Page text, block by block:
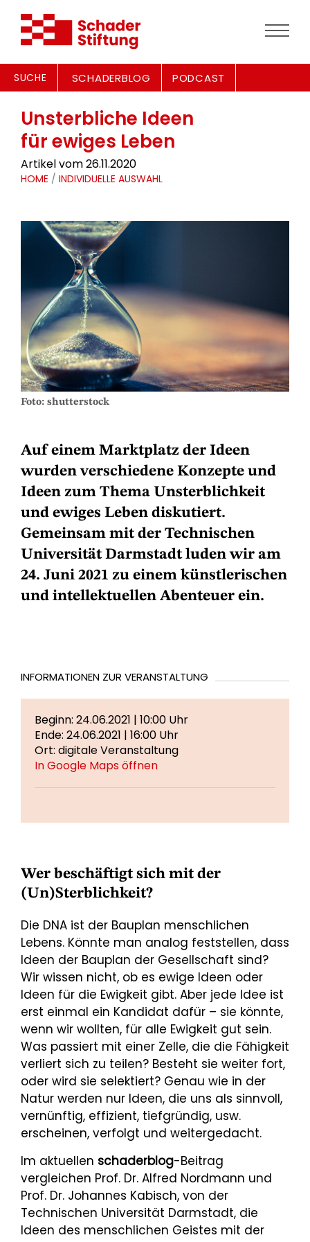
SUCHE SCHADERBLOG PODCAST
Unsterbliche Ideen
für ewiges Leben
Artikel vom 26.11.2020
HOME / INDIVIDUELLE AUSWAHL
Foto: shutterstock
Auf einem Marktplatz der Ideen
wurden verschiedene Konzepte und
Ideen zum Thema Unsterblichkeit
und ewiges Leben diskutiert.
Gemeinsam mit der Technischen
Universität Darmstadt luden wir am
24. Juni 2021 zu einem künstlerischen
und intellektuellen Abenteuer ein.
INFORMATIONEN ZUR VERANSTALTUNG
Beginn: 24.06.2021 | 10:00 Uhr
Ende: 24.06.2021 | 16:00 Uhr
Ort: digitale Veranstaltung
In Google Maps öffnen
Wer beschäftigt sich mit der
(Un)Sterblichkeit?
Die DNA ist der Bauplan menschlichen
Lebens. Könnte man analog feststellen, dass
Ideen der Bauplan der Gesellschaft sind?
Wir wissen nicht, ob es ewige Ideen oder
Ideen für die Ewigkeit gibt. Aber jede Idee ist
erst einmal ein Kandidat dafür – sie könnte,
wenn wir wollten, für alle Ewigkeit gut sein.
Was passiert mit einer Zelle, die die Fähigkeit
verliert sich zu teilen? Besteht sie weiter fort,
oder wird sie selektiert? Genau wie in der
Natur werden nur Ideen, die uns als sinnvoll,
vernünftig, effizient, tiefgründig, usw.
erscheinen, verfolgt und weitergedacht.
Im aktuellen schaderblog-Beitrag
vergleichen Prof. Dr. Alfred Nordmann und
Prof. Dr. Johannes Kabisch, von der
Technischen Universität Darmstadt, die
Ideen des menschlichen Geistes mit der